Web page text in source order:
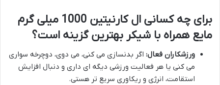
برای چه کسانی ال کارنیتین 1000 میلی گرم
مایع همراه با شیکر بهترین گزینه است؟
ورزشکاران فعال: اگر بدنسازی می کنی، می دوی، دوچرخه سواری
می کنی یا هر فعالیت ورزشی دیگه ای داری و دنبال افزایش
استقامت، انرژی و ریکاوری سریع تر هستی.